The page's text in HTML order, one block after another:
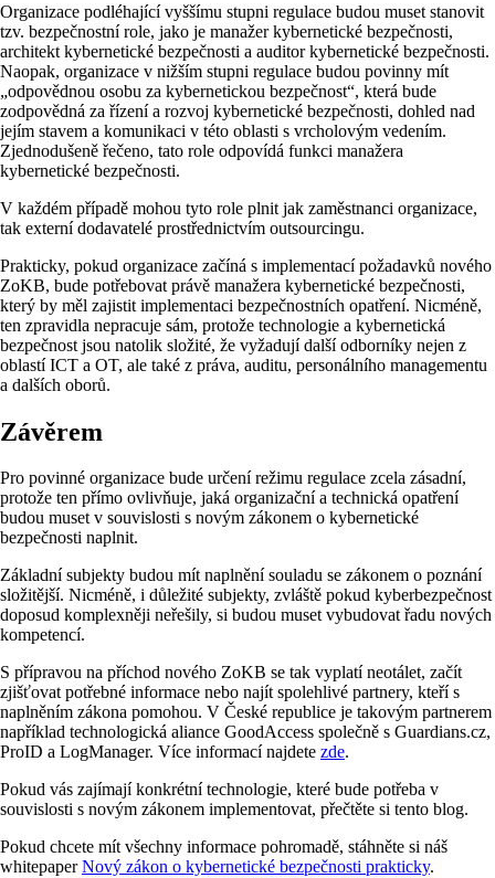
Organizace podléhající vyššímu stupni regulace budou muset stanovit
tzv. bezpečnostní role, jako je manažer kybernetické bezpečnosti,
architekt kybernetické bezpečnosti a auditor kybernetické bezpečnosti.
Naopak, organizace v nižším stupni regulace budou povinny mít
„odpovědnou osobu za kybernetickou bezpečnost“, která bude
zodpovědná za řízení a rozvoj kybernetické bezpečnosti, dohled nad
jejím stavem a komunikaci v této oblasti s vrcholovým vedením.
Zjednodušeně řečeno, tato role odpovídá funkci manažera
kybernetické bezpečnosti.
V každém případě mohou tyto role plnit jak zaměstnanci organizace,
tak externí dodavatelé prostřednictvím outsourcingu.
Prakticky, pokud organizace začíná s implementací požadavků nového
ZoKB, bude potřebovat právě manažera kybernetické bezpečnosti,
který by měl zajistit implementaci bezpečnostních opatření. Nicméně,
ten zpravidla nepracuje sám, protože technologie a kybernetická
bezpečnost jsou natolik složité, že vyžadují další odborníky nejen z
oblastí ICT a OT, ale také z práva, auditu, personálního managementu
a dalších oborů.
Závěrem
Pro povinné organizace bude určení režimu regulace zcela zásadní,
protože ten přímo ovlivňuje, jaká organizační a technická opatření
budou muset v souvislosti s novým zákonem o kybernetické
bezpečnosti naplnit.
Základní subjekty budou mít naplnění souladu se zákonem o poznání
složitější. Nicméně, i důležité subjekty, zvláště pokud kyberbezpečnost
doposud komplexněji neřešily, si budou muset vybudovat řadu nových
kompetencí.
S přípravou na příchod nového ZoKB se tak vyplatí neotálet, začít
zjišťovat potřebné informace nebo najít spolehlivé partnery, kteří s
naplněním zákona pomohou. V České republice je takovým partnerem
například technologická aliance GoodAccess společně s Guardians.cz,
ProID a LogManager. Více informací najdete zde.
Pokud vás zajímají konkrétní technologie, které bude potřeba v
souvislosti s novým zákonem implementovat, přečtěte si tento blog.
Pokud chcete mít všechny informace pohromadě, stáhněte si náš
whitepaperNový zákon o kybernetické bezpečnosti prakticky.